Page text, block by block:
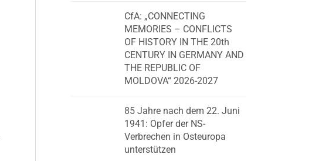
CfA: „CONNECTING
MEMORIES – CONFLICTS
OF HISTORY IN THE 20th
CENTURY IN GERMANY AND
THE REPUBLIC OF
MOLDOVA“ 2026-2027
85 Jahre nach dem 22. Juni
1941: Opfer der NS-
Verbrechen in Osteuropa
unterstützen